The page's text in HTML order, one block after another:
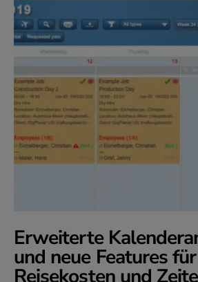
Erweiterte
und neue Features
Reisekosten und